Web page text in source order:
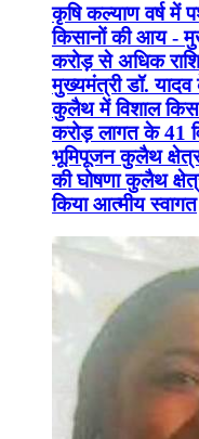
कृषि कल्याण वर्ष में
किसानों की आय -
करोड़ से अधिक
मुख्यमंत्री डॉ.
कुलैथ में विशाल
करोड़ लागत के 41
भूमिपूजन कुलैथ
की घोषणा कुलैथ
किया आत्मीय स्वागत